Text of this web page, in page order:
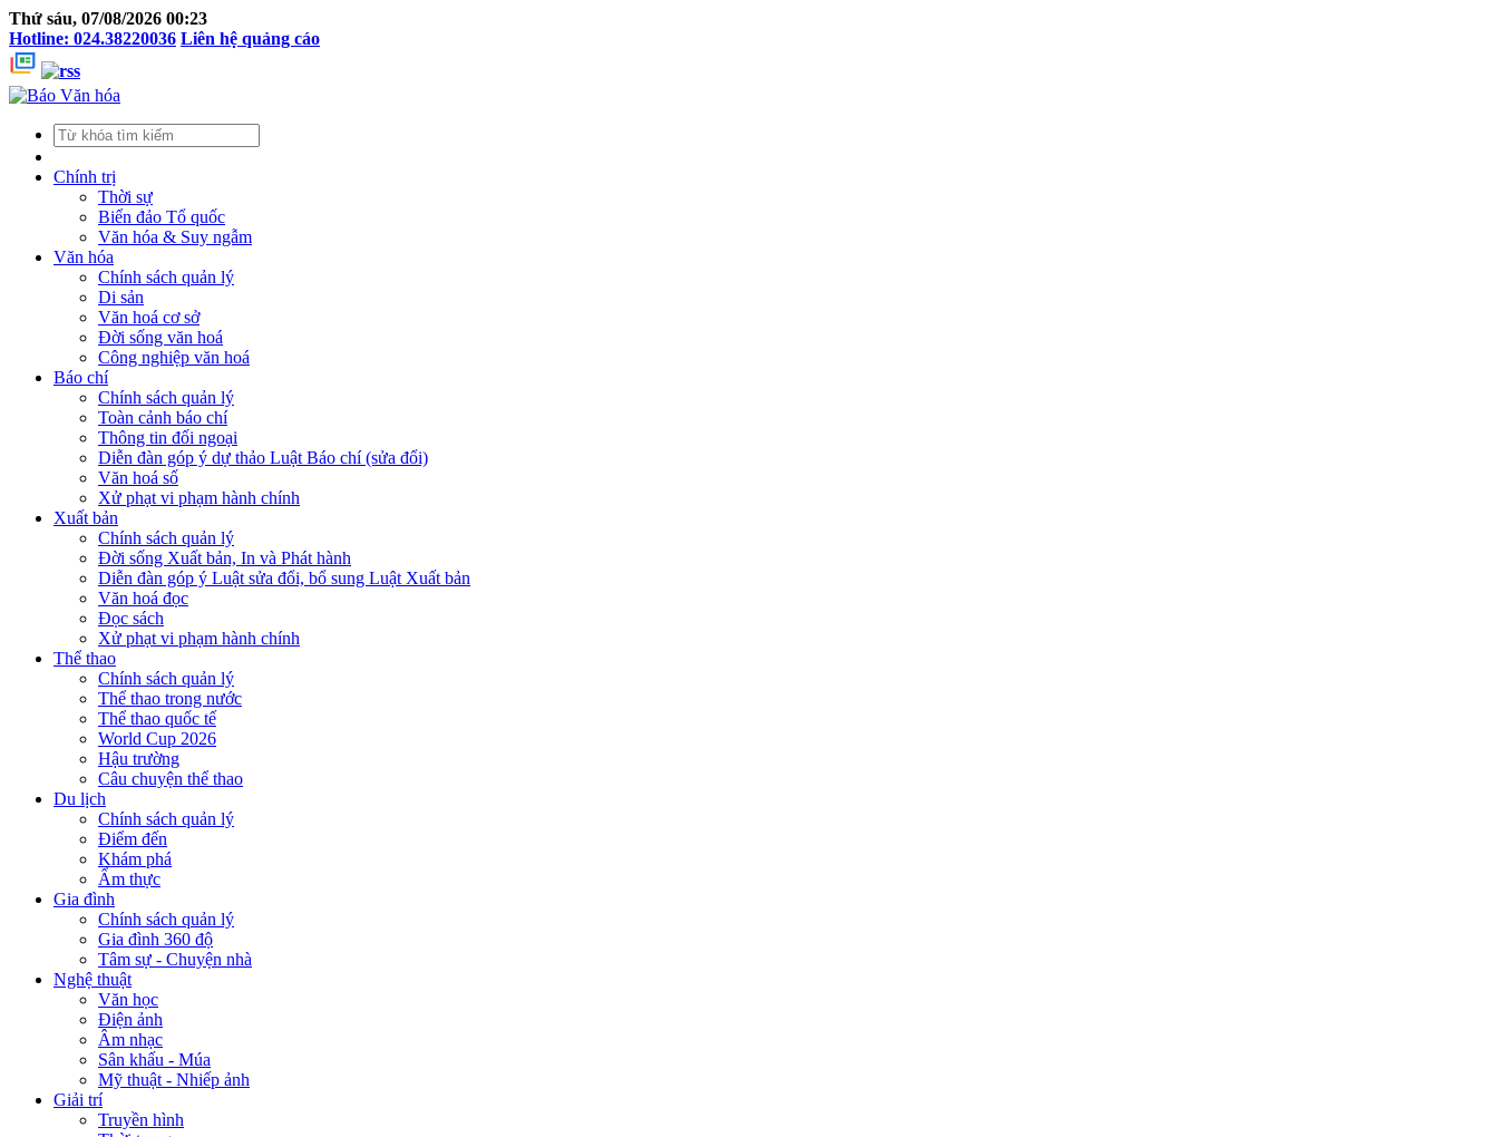
Thứ sáu, 07/08/2026 00:23
Hotline: 024.38220036 Liên hệ quảng cáo
Chính trị
Thời sự
Biển đảo Tổ quốc
Văn hóa & Suy ngẫm
Văn hóa
Chính sách quản lý
Di sản
Văn hoá cơ sở
Đời sống văn hoá
Công nghiệp văn hoá
Báo chí
Chính sách quản lý
Toàn cảnh báo chí
Thông tin đối ngoại
Diễn đàn góp ý dự thảo Luật Báo chí (sửa đổi)
Văn hoá số
Xử phạt vi phạm hành chính
Xuất bản
Chính sách quản lý
Đời sống Xuất bản, In và Phát hành
Diễn đàn góp ý Luật sửa đổi, bổ sung Luật Xuất bản
Văn hoá đọc
Đọc sách
Xử phạt vi phạm hành chính
Thể thao
Chính sách quản lý
Thể thao trong nước
Thể thao quốc tế
World Cup 2026
Hậu trường
Câu chuyện thể thao
Du lịch
Chính sách quản lý
Điểm đến
Khám phá
Ẩm thực
Gia đình
Chính sách quản lý
Gia đình 360 độ
Tâm sự - Chuyện nhà
Nghệ thuật
Văn học
Điện ảnh
Âm nhạc
Sân khấu - Múa
Mỹ thuật - Nhiếp ảnh
Giải trí
Truyền hình